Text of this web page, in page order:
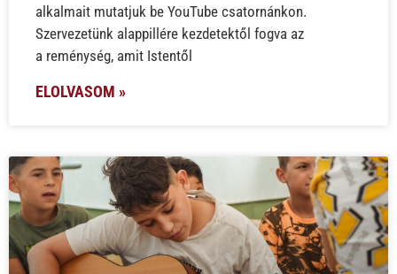
alkalmait mutatjuk be YouTube csatornánkon.
Szervezetünk alappillére kezdetektől fogva az
a reménység, amit Istentől
ELOLVASOM »